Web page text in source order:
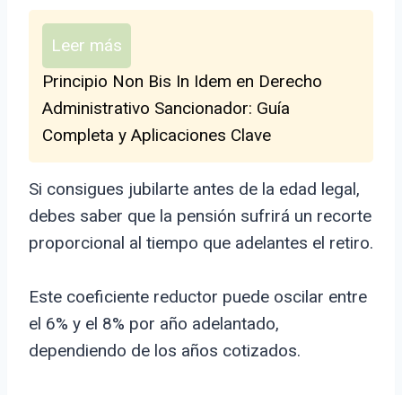
Leer más
Principio Non Bis In Idem en Derecho
Administrativo Sancionador: Guía
Completa y Aplicaciones Clave
Si consigues jubilarte antes de la edad legal,
debes saber que la pensión sufrirá un recorte
proporcional al tiempo que adelantes el retiro.
Este coeficiente reductor puede oscilar entre
el 6% y el 8% por año adelantado,
dependiendo de los años cotizados.